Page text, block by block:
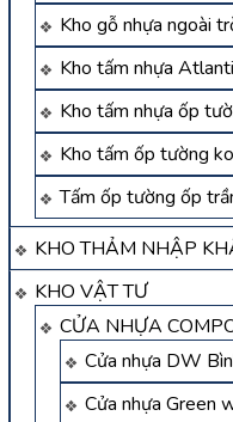
Kho gỗ nhựa ngoài
Kho tấm nhựa
Kho tấm nhựa ốp
Kho tấm ốp tường
Tấm ốp tường ốp
KHO THẢM NHẬP
KHO VẬT TƯ
CỬA NHỰA
Cửa nhựa DW
Cửa nhựa Green